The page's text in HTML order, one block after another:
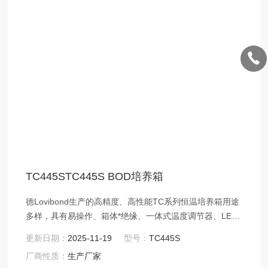
TC445STC445S BOD培养箱
德Lovibond生产的高精度、高性能TC系列恒温培养箱用途
多样，具有易操作、箱体*绝缘、一体式温度调节器、LED
分，培养箱温度控制范围为 2℃至40℃，Z小温度调控为
0.1℃。通过上下键即可轻松设定控制温度值，在显示屏上
更新日期： 2025-11-19 型号：TC445S
厂商性质：生产厂家